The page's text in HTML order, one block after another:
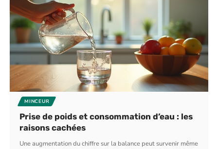
MINCEUR
Prise de poids et consommation d’eau : les
raisons cachées
Une augmentation du chiffre sur la balance peut survenir même